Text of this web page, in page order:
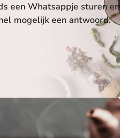
een Whatsappje sturen en
mogelijk een antwoord.